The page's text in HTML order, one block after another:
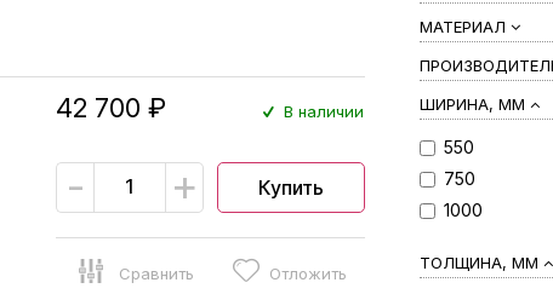
МАТЕРИАЛ
ШИРИНА, ММ
550
750
1000
ТОЛЩИНА, ММ
42 700 ₽ В наличии
- + Купить
Сравнить Отложить